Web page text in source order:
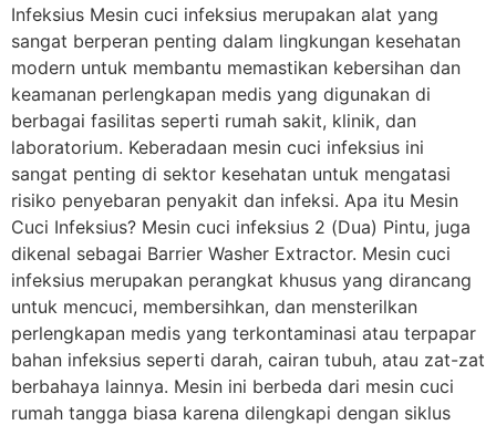
Infeksius Mesin cuci infeksius merupakan alat yang
sangat berperan penting dalam lingkungan kesehatan
modern untuk membantu memastikan kebersihan dan
keamanan perlengkapan medis yang digunakan di
berbagai fasilitas seperti rumah sakit, klinik, dan
laboratorium. Keberadaan mesin cuci infeksius ini
sangat penting di sektor kesehatan untuk mengatasi
risiko penyebaran penyakit dan infeksi. Apa itu Mesin
Cuci Infeksius? Mesin cuci infeksius 2 (Dua) Pintu, juga
dikenal sebagai Barrier Washer Extractor. Mesin cuci
infeksius merupakan perangkat khusus yang dirancang
untuk mencuci, membersihkan, dan mensterilkan
perlengkapan medis yang terkontaminasi atau terpapar
bahan infeksius seperti darah, cairan tubuh, atau zat-zat
berbahaya lainnya. Mesin ini berbeda dari mesin cuci
rumah tangga biasa karena dilengkapi dengan siklus